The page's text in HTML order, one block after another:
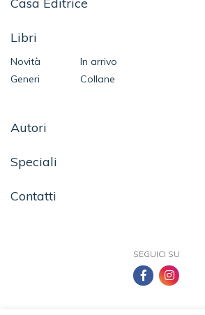
Casa Editrice
Libri
Novità
In arrivo
Generi
Collane
Autori
Speciali
Contatti
SEGUICI SU